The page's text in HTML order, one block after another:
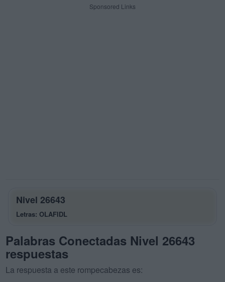
Sponsored Links
Nivel 26643
Letras: OLAFIDL
Palabras Conectadas Nivel 26643
respuestas
La respuesta a este rompecabezas es: